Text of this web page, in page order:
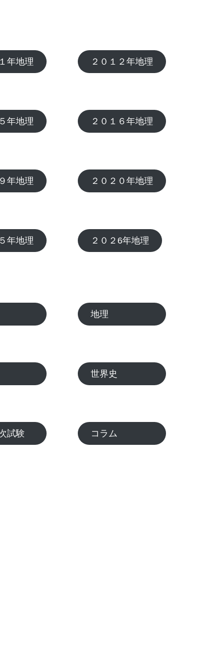
年地理 ２０１２年地理
年地理 ２０１６年地理
年地理 ２０２０年地理
年地理 ２０２6年地理
地理
世界史
試験 コラム